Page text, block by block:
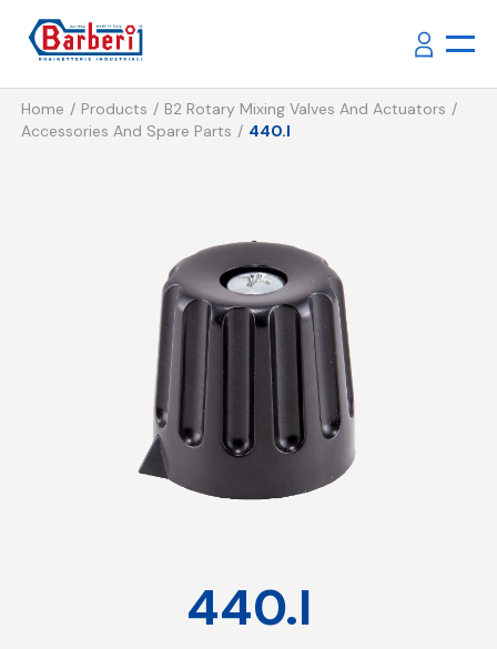
Home Products
B2 Rotary Mixing Valves And Actuators
Accessories And Spare Parts
440.I
440.I